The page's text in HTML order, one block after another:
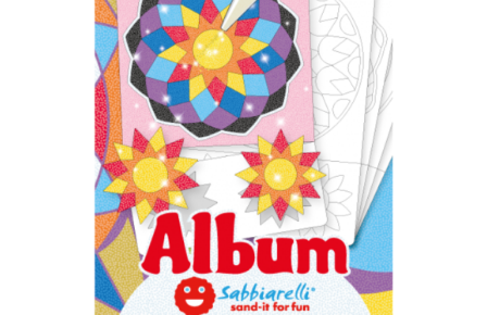
AGGIUNGI AL CARRELLO
/
DETTAGLI